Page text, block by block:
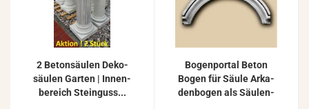
2 Be­ton­säu­len De­ko­
säu­len Gar­ten | In­nen­
be­reich Stein­guss...
Bo­gen­por­tal Beton
Bogen für Säule Ar­ka­
den­bo­gen als Säu­len­